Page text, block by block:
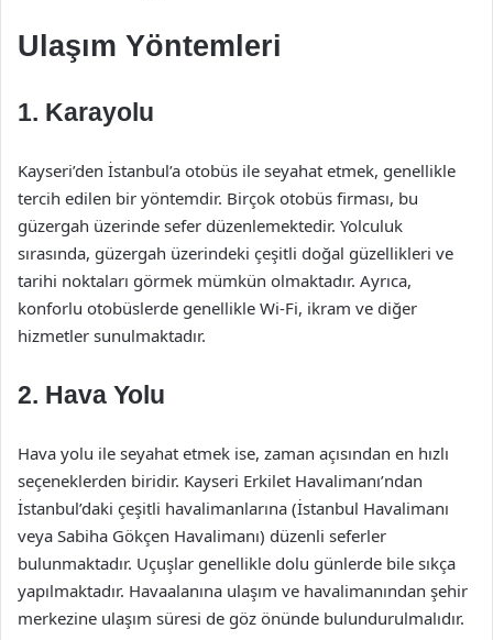
Ulaşım Yöntemleri
1. Karayolu
Kayseri’den İstanbul’a otobüs ile seyahat etmek, genellikle
tercih edilen bir yöntemdir. Birçok otobüs firması, bu
güzergah üzerinde sefer düzenlemektedir. Yolculuk
sırasında, güzergah üzerindeki çeşitli doğal güzellikleri ve
tarihi noktaları görmek mümkün olmaktadır. Ayrıca,
konforlu otobüslerde genellikle Wi-Fi, ikram ve diğer
hizmetler sunulmaktadır.
2. Hava Yolu
Hava yolu ile seyahat etmek ise, zaman açısından en hızlı
seçeneklerden biridir. Kayseri Erkilet Havalimanı’ndan
İstanbul’daki çeşitli havalimanlarına (İstanbul Havalimanı
veya Sabiha Gökçen Havalimanı) düzenli seferler
bulunmaktadır. Uçuşlar genellikle dolu günlerde bile sıkça
yapılmaktadır. Havaalanına ulaşım ve havalimanından şehir
merkezine ulaşım süresi de göz önünde bulundurulmalıdır.